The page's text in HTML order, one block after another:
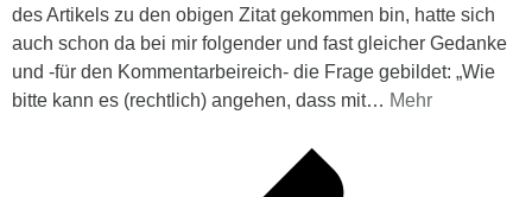
des Artikels zu den obigen Zitat gekommen bin, hatte sich
auch schon da bei mir folgender und fast gleicher Gedanke
und -für den Kommentarbeireich- die Frage gebildet: „Wie
bitte kann es (rechtlich) angehen, dass mit… Mehr